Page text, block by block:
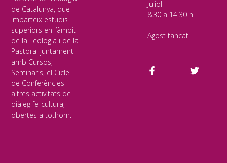
de Catalunya, que
imparteix estudis
superiors en l’àmbit
de la Teologia i de la
Pastoral juntament
amb Cursos,
Seminaris, el Cicle
de Conferències i
altres activitats de
diàleg fe-cultura,
obertes a tothom.
Juliol
8.30 a 14.30 h.
Agost tancat